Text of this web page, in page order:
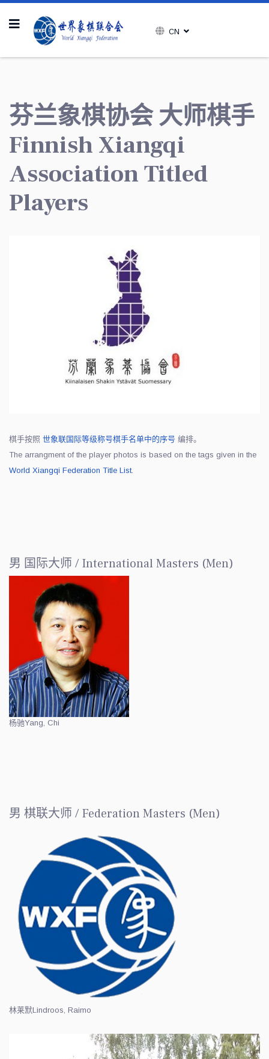
CN
芬兰象棋协会 大师棋手
Finnish Xiangqi
Association Titled
Players
棋手按照 世象联国际等级称号棋手名单中的序号 编排。
The arrangment of the player photos is based on the tags given in the
World Xiangqi Federation Title List.
男 国际大师 / International Masters (Men)
杨驰Yang, Chi
男 棋联大师 / Federation Masters (Men)
林莱默Lindroos, Raimo